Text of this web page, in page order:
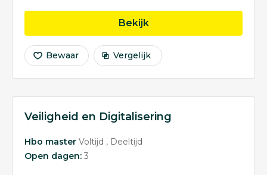
Bekijkopleiding Information
Bewaar Vergelijk
Veiligheid en Digitalisering
Hbo master Voltijd
Deeltijd
Open dagen: 3